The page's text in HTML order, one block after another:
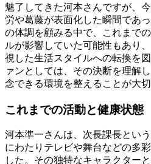
魅了してきた河本さんですが、
労や葛藤が表面化した瞬間であ
の体調を顧みる中で、これまで
ルが影響していた可能性もあり
視した生活スタイルへの転換を
ァンとしては、その決断を理解
念できる環境を整えることが大
これまでの活動と健康状態
河本準一さんは、次長課長とい
にわたりテレビや舞台などの多
した。その独特なキャラクター